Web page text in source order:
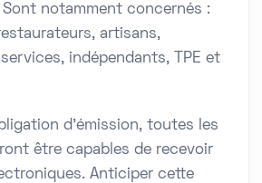
notamment concernés :
artisans,
indépendants, TPE et
d’émission, toutes les
être capables de recevoir
Anticiper cette